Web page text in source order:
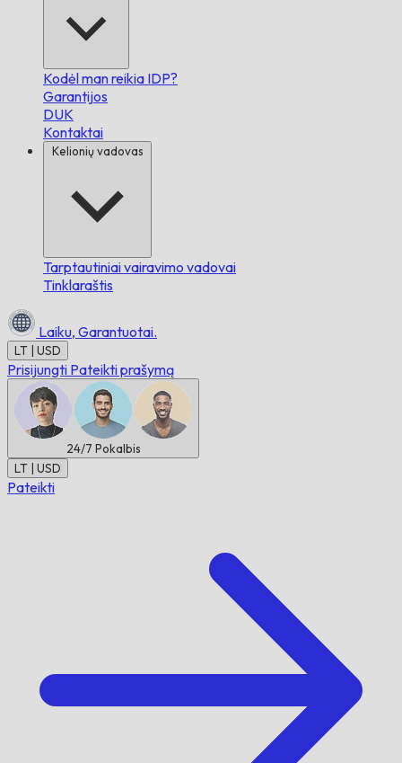
Kodėl man reikia IDP?
Garantijos
DUK
Kontaktai
Kelionių vadovas
Tarptautiniai vairavimo vadovai
Tinklaraštis
Laiku, Garantuotai.
LT | USD
Prisijungti Pateikti prašymą
24/7 Pokalbis
LT | USD
Pateikti